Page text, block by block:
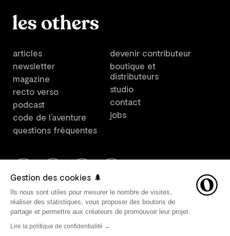
articles
newsletter
magazine
recto verso
podcast
code de l’aventure
questions fréquentes
devenir contributeur
boutique et
distributeurs
studio
contact
jobs
Les Others est un plateforme créée par Les Others Studio. ©
2021 Les Others SARL, tous droits réservés. Direction
artistique par Les Others Studio. Design graphique par
Avant-Post. Développement web par
Gestion des cookies 🌲
Ils nous sont utiles pour mesurer le nombre de visites,
réaliser des statistiques, vous proposer des boutons de
partage et permettre aux créateurs de promouvoir leur projet.
Lire la politique de confidentialité →